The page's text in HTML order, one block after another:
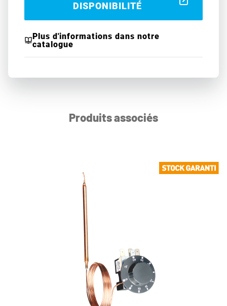
DISPONIBILITÉ
Plus d'informations dans notre
catalogue
Produits associés